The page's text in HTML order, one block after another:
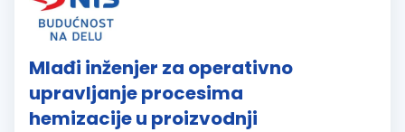
Mlađi inženjer za operativno
upravljanje procesima
hemizacije u proizvodnji